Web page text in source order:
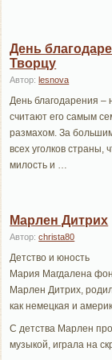
День
Творцу
Автор:lesnova
День благодарения
считают его самым
размахом. За
всех уголков страны,
милость и …
Марлен Дитрих
Автор:christa80
Детство и юность
Мария Магдалена
Марлен Дитрих,
как немецкая и
С детства Марлен
музыкой, играла на